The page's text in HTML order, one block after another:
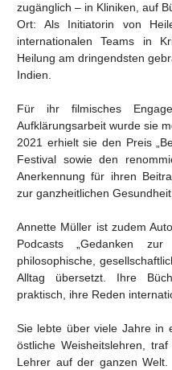
zugänglich – in Kliniken, auf
Ort: Als Initiatorin von
internationalen Teams in
Heilung am dringendsten
Indien.
Für ihr filmisches
Aufklärungsarbeit wurde sie
2021 erhielt sie den Preis
Festival sowie den
Anerkennung für ihren
zur ganzheitlichen
Annette Müller ist zudem
Podcasts „Gedanken
philosophische,
Alltag übersetzt. Ihre
praktisch, ihre Reden
Sie lebte über viele Jahre in
östliche Weisheitslehren,
Lehrer auf der ganzen